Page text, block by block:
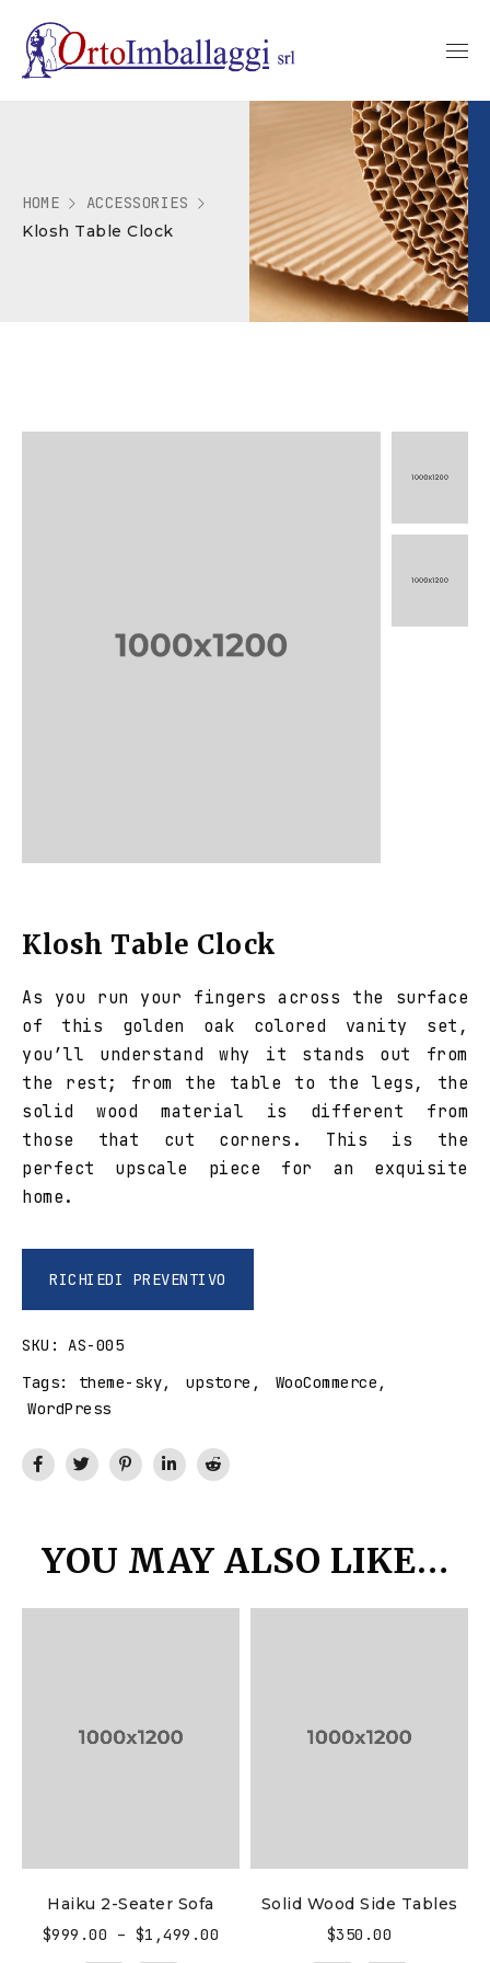
HOME
ACCESSORIES
Klosh Table Clock
Klosh Table Clock
As you run your fingers across the surface
of this golden oak colored vanity set,
you’ll understand why it stands out from
the rest; from the table to the legs, the
solid wood material is different from
those that cut corners. This is the
perfect upscale piece for an exquisite
home.
RICHIEDI PREVENTIVO
SKU:
AS-005
Tags:
theme-sky, upstore , WooCommerce ,
WordPress
YOU MAY ALSO LIKE…
Haiku 2-Seater Sofa
$999.00 – $1,499.00
Solid Wood Side Tables
$350.00